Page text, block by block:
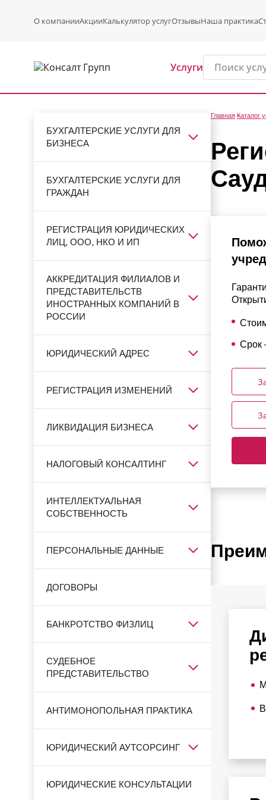
О компанииАкцииКалькулятор услугОтзывыНаша практика
Услуги
БУХГАЛТЕРСКИЕ УСЛУГИ ДЛЯ
БИЗНЕСА
БУХГАЛТЕРСКИЕ УСЛУГИ ДЛЯ
ГРАЖДАН
РЕГИСТРАЦИЯ ЮРИДИЧЕСКИХ
ЛИЦ, ООО, НКО И ИП
АККРЕДИТАЦИЯ ФИЛИАЛОВ И
ПРЕДСТАВИТЕЛЬСТВ
ИНОСТРАННЫХ КОМПАНИЙ В
РОССИИ
ЮРИДИЧЕСКИЙ АДРЕС
РЕГИСТРАЦИЯ ИЗМЕНЕНИЙ
ЛИКВИДАЦИЯ БИЗНЕСА
НАЛОГОВЫЙ КОНСАЛТИНГ
ИНТЕЛЛЕКТУАЛЬНАЯ
СОБСТВЕННОСТЬ
ПЕРСОНАЛЬНЫЕ ДАННЫЕ
ДОГОВОРЫ
БАНКРОТСТВО ФИЗЛИЦ
СУДЕБНОЕ
ПРЕДСТАВИТЕЛЬСТВО
АНТИМОНОПОЛЬНАЯ ПРАКТИКА
ЮРИДИЧЕСКИЙ АУТСОРСИНГ
ЮРИДИЧЕСКИЕ КОНСУЛЬТАЦИИ
Главная Каталог
Срок